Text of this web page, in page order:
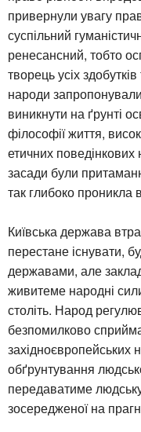
привернули увагу
суспільний
ренесансний, тобто
творець усіх
народи
виникнути на ґрунті
філософії життя,
етичних поведінкових
засади були
так глибоко проникла
Київська держава
перестане існувати,
державами, але
живитеме народні
століть. Народ
безпомилково
західноєвропейських
обґрунтування
передаватиме
зосередженої на